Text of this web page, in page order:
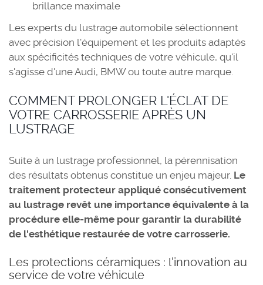
brillance maximale
Les experts du lustrage automobile sélectionnent
avec précision l'équipement et les produits adaptés
aux spécificités techniques de votre véhicule, qu'il
s'agisse d'une Audi, BMW ou toute autre marque.
COMMENT PROLONGER L'ÉCLAT DE
VOTRE CARROSSERIE APRÈS UN
LUSTRAGE
Suite à un lustrage professionnel, la pérennisation
des résultats obtenus constitue un enjeu majeur. Le
traitement protecteur appliqué consécutivement
au lustrage revêt une importance équivalente à la
procédure elle-même pour garantir la durabilité
de l'esthétique restaurée de votre carrosserie.
Les protections céramiques : l'innovation au
service de votre véhicule